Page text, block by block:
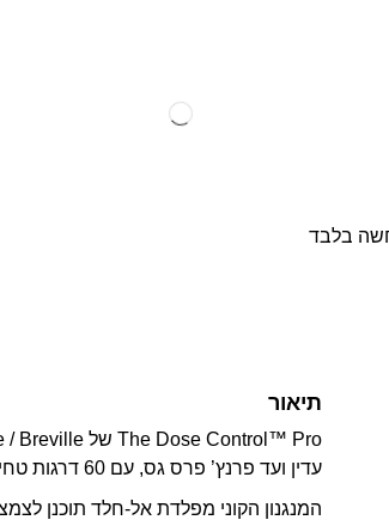
בלבד
תיאור
עדין ועד פרנץ’ פרס גס, עם 60 דרגות טחינה מדויקות והתאמה פשוטה ונוחה לכל סגנון חליטה.
המנגנון הקוני מפלדת אל-חלד תוכנן